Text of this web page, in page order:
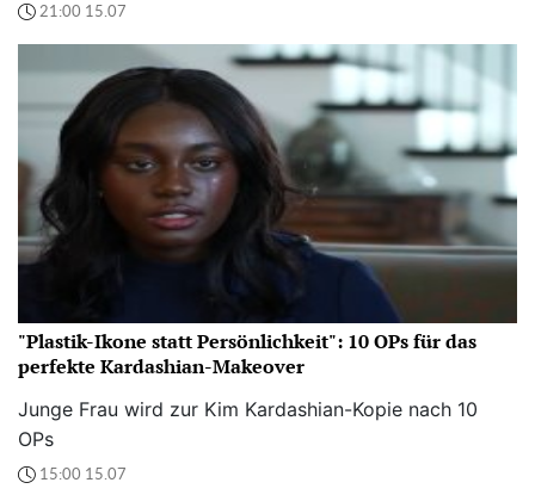
21:00 15.07
"Plastik-Ikone statt Persönlichkeit": 10 OPs für das
perfekte Kardashian-Makeover
Junge Frau wird zur Kim Kardashian-Kopie nach 10
OPs
15:00 15.07